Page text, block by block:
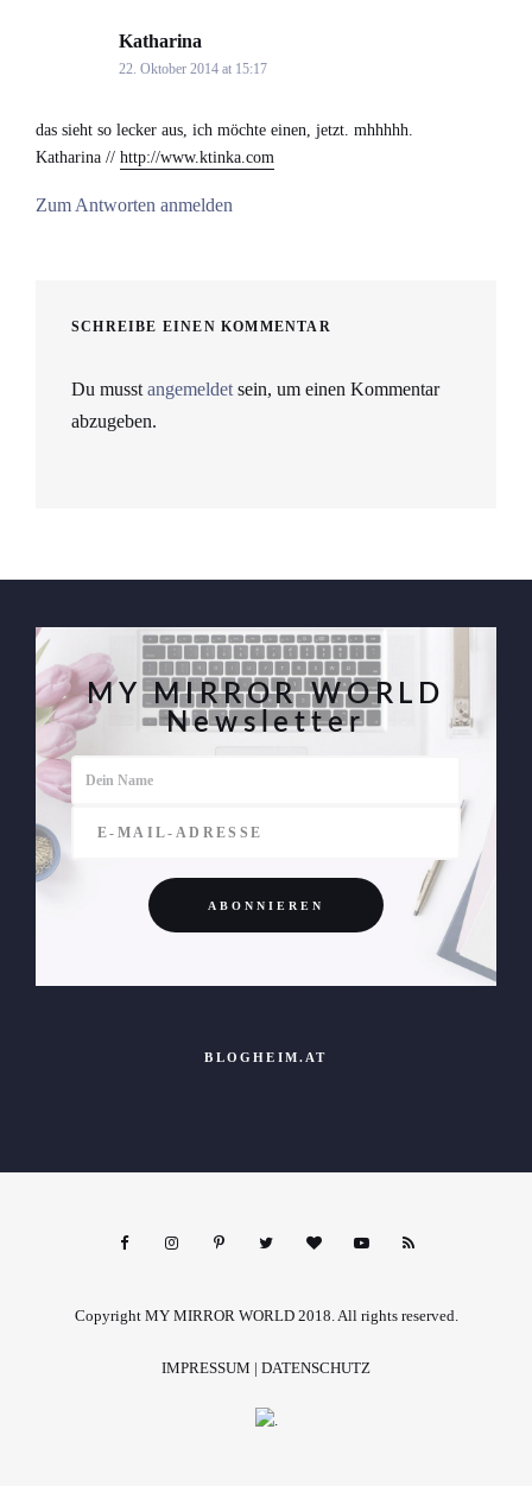
Katharina
22. Oktober 2014 at 15:17
das sieht so lecker aus, ich möchte einen, jetzt. mhhhhh.
Katharina // http://www.ktinka.com
Zum Antworten anmelden
SCHREIBE EINEN KOMMENTAR
Du musst angemeldet sein, um einen Kommentar
abzugeben.
MY MIRROR WORLD
Newsletter
BLOGHEIM.AT
Copyright MY MIRROR WORLD 2018. All rights reserved.
IMPRESSUM | DATENSCHUTZ